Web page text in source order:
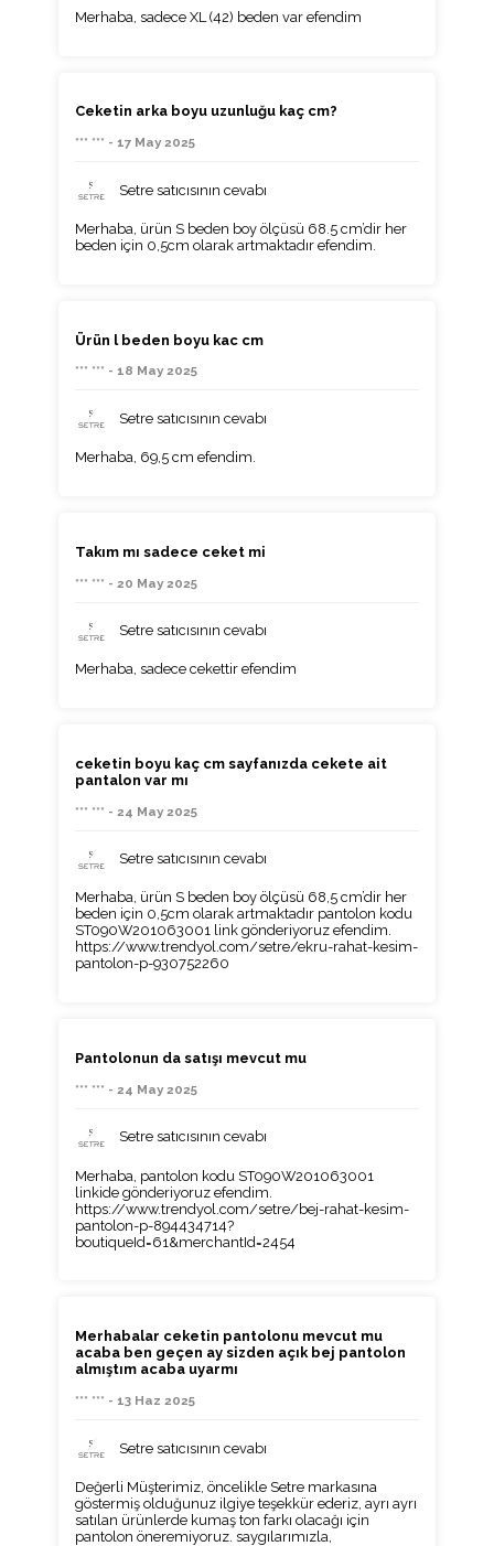
Merhaba, sadece XL (42) beden var efendim
Ceketin arka boyu uzunluğu kaç cm?
*** *** - 17 May 2025
Setre satıcısının cevabı
Merhaba, ürün S beden boy ölçüsü 68.5 cm’dir her
beden için 0,5cm olarak artmaktadır efendim.
Ürün l beden boyu kac cm
*** *** - 18 May 2025
Setre satıcısının cevabı
Merhaba, 69,5 cm efendim.
Takım mı sadece ceket mi
*** *** - 20 May 2025
Setre satıcısının cevabı
Merhaba, sadece cekettir efendim
ceketin boyu kaç cm sayfanızda cekete ait
pantalon var mı
*** *** - 24 May 2025
Setre satıcısının cevabı
Merhaba, ürün S beden boy ölçüsü 68,5 cm’dir her
beden için 0,5cm olarak artmaktadır pantolon kodu
ST090W201063001 link gönderiyoruz efendim.
https://www.trendyol.com/setre/ekru-rahat-kesim-
pantolon-p-930752260
Pantolonun da satışı mevcut mu
*** *** - 24 May 2025
Setre satıcısının cevabı
Merhaba, pantolon kodu ST090W201063001
linkide gönderiyoruz efendim.
https://www.trendyol.com/setre/bej-rahat-kesim-
pantolon-p-894434714?
boutiqueId=61&merchantId=2454
Merhabalar ceketin pantolonu mevcut mu
acaba ben geçen ay sizden açık bej pantolon
almıştım acaba uyarmı
*** *** - 13 Haz 2025
Setre satıcısının cevabı
Değerli Müşterimiz, öncelikle Setre markasına
göstermiş olduğunuz ilgiye teşekkür ederiz, ayrı ayrı
satılan ürünlerde kumaş ton farkı olacağı için
pantolon öneremiyoruz. saygılarımızla,